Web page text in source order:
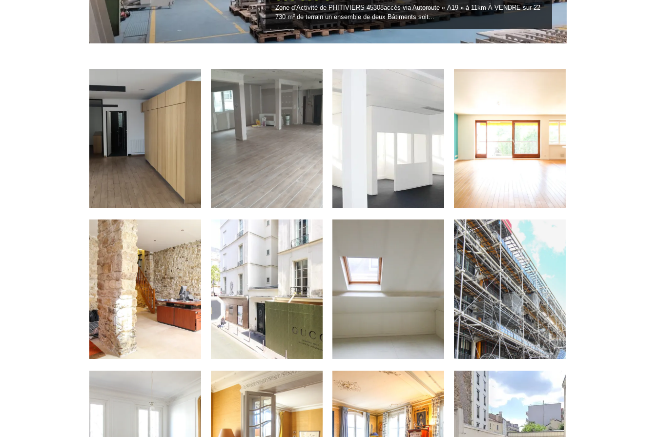
Zone d’Activité de PHITIVIERS 45308accès via Autoroute « A19 » à 11km À VENDRE sur 22
730 m² de terrain un ensemble de deux Bâtiments soit...
BUREAUX PARIS 18 / 113 M² – 3
107 € HT PAR MOIS
A louer Metro Marx Dormoy ligne 12, un
lot à usage...
14.01.26
BUREAUX PARIS 18 / 160 M² –
1 176 000 €
A Vendre ,75018 ParisMetro Marx
Dormoy ligne 12Bureaux 160 m² au...
BUREAUX PARIS 18 / 109 M² – 2
998 € HT PAR MOIS
Venez découvrir ces bureaux de 109 m²
arrondissement Parisien, cet
appartement...
11.07.22
PARIS 11 / LOCAL 109 M² – 1 293
750 €
Venez découvrir, dans une rue
perpendiculaire à la rue Oberkampf,...
08.02.22
PARIS 6 / APPARTEMENT 21 M² –
312 000 €
Saint-Germain-des-Prés Idéalement
placé, rue du Dragon, ce studio d’une
surface...
Venez découvrir, cet appartement situé
au 5e et dernier étage d’une...
12.05.21
PARIS 3 / BOX – 54 200 €
Situé dans le Parking de l’horloge , 33
rue...
1 837 €/MOIS CC
Venez découvrir cet appartement
03.03.21
PARIS 13 / APPARTEMENT 139 M²
– 1 025 000 €
Venez découvrir cet appartement familial
en plein cœur du 13e arrondissement...
25.11.20
PARIS 13 / APPARTEMENT 139 M²
– 1 245 000 €
Venez découvrir cet appartement
familial composé de 3/4 chambres en...
24.11.20
ASNIERES-SUR-SEINE / LOCAL
COMMERCIAL 350 M² – 1 250
000 €
Quartier Bac-Bécon-Flachat.
Bureau/Activité/Stockage. Pleine
propriété. • Rez-de-chaussée : 270 m²